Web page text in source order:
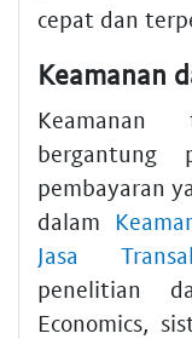
cepat dan
Keamanan
bergantung
pembayaran
dalam
Jasa
penelitian
Economics,